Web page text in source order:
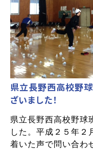
県立長野西高校野球
ざいました！
県立長野西高校野球
した。平成２５年２
着いた声で問い合わ